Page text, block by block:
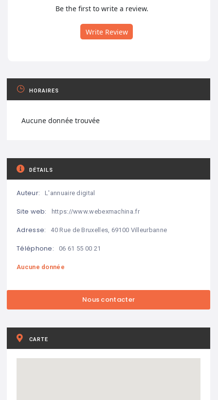
Be the first to write a review.
Write Review
HORAIRES
Aucune donnée trouvée
DÉTAILS
Auteur: L'annuaire digital
Site web: https://www.webexmachina.fr
Adresse: 40 Rue de Bruxelles, 69100 Villeurbanne
Téléphone: 06 61 55 00 21
Aucune donnée
CARTE